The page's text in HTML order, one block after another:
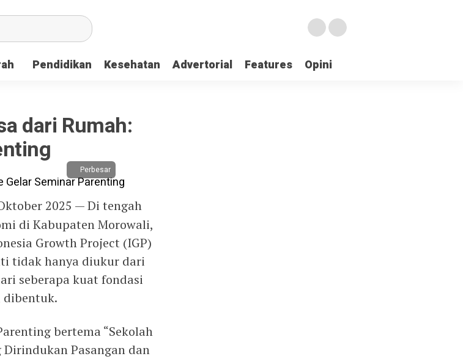
Pendidikan Kesehatan Advertorial Features Opini
dari Rumah:
Perbesar
2025 — Di tengah
di Kabupaten Morowali,
Growth Project (IGP)
tidak hanya diukur dari
seberapa kuat fondasi
dibentuk.
bertema “Sekolah
Dirindukan Pasangan dan